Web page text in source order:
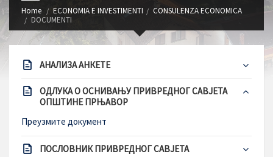
Home ECONOMIA E INVESTIMENTI
CONSULENZA ECONOMICA
DOCUMENTI
АНАЛИЗА АНКЕТЕ
ОДЛУКА О ОСНИВАЊУ ПРИВРЕДНОГ САВЈЕТА
ОПШТИНЕ ПРЊАВОР
Преузмите документ
ПОСЛОВНИК ПРИВРЕДНОГ САВЈЕТА